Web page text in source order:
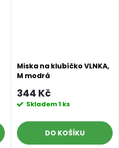
Miska na klubíčko VLNKA,
M modrá
344 Kč
Skladem1 ks
DO KOŠÍKU